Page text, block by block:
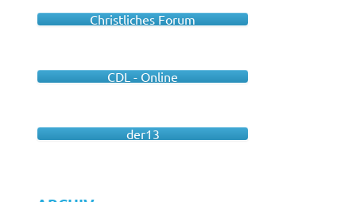
Christliches Forum
CDL - Online
der13